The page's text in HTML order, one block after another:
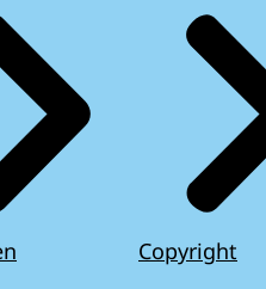
Copyright